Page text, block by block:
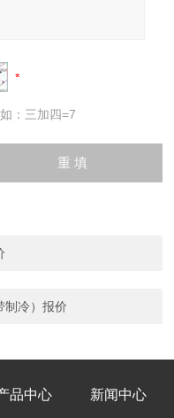
：三加四=7
制冷）报价
品中心 新闻中心